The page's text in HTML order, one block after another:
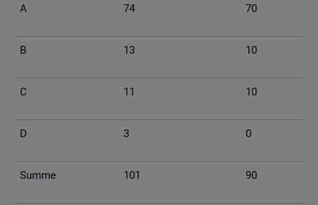
A 74 70
B 13 10
C 11 10
D 3 0
Summe 101 90